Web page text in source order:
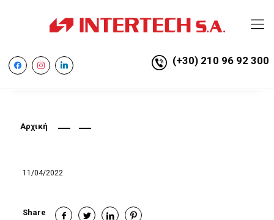
facebookinstagramlinkedin (+30) 210 96 92 300
Αρχική
11/04/2022
Share